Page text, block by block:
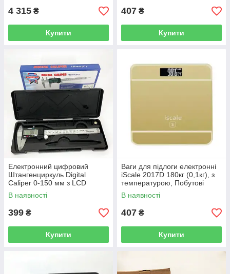
4 315 ₴
Купити
407 ₴
Купити
Електронний цифровий
Штангенциркуль Digital
Caliper 0-150 мм з LCD
дисплеєм у кейсі мікрометр
електронний
В наявності
399 ₴
Купити
Ваги для підлоги електронні
iScale 2017D 180кг (0,1кг), з
температурою, Побутові
ваги. Колір: золотий
В наявності
407 ₴
Купити